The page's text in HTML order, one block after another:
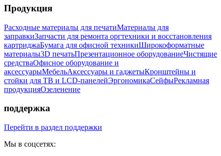
Продукция
Расходные материалы для печатиМатериалы для
заправкиЗапчасти для ремонта оргтехники и восстановления
картриджаБумага для офисной техникиШирокоформатные
материалы3D печатьПрезентационное оборудованиеЧистящие
средстваОфисное оборудование и
аксессуарыМебельАксессуары и гаджетыКронштейны и
стойки для ТВ и LCD-панелейЭргономикаСейфыРекламная
продукцияОзеленение
поддержка
Перейти в раздел поддержки
Мы в соцсетях: